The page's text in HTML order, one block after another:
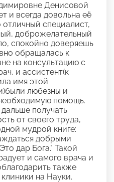
Денисовой
и всегда довольна её
специалист,
доброжелательный
спокойно доверяешь
обращалась к
на консультацию с
и ассистент(к
имя этой
любезны и
помощь.
получать
от своего труда,
мудрой книге:
добрыми
дар Бога." Такой
и самого врача и
также
на Науки.